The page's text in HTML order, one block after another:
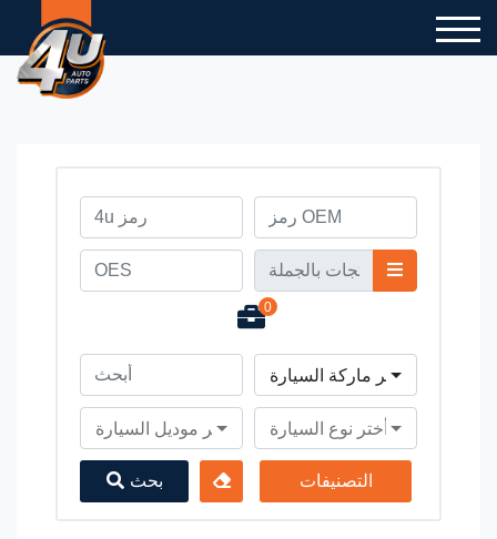
0
أختر ماركة السيارة
أختر موديل السيارة أختر نوع السيارة
بحث التصنيفات